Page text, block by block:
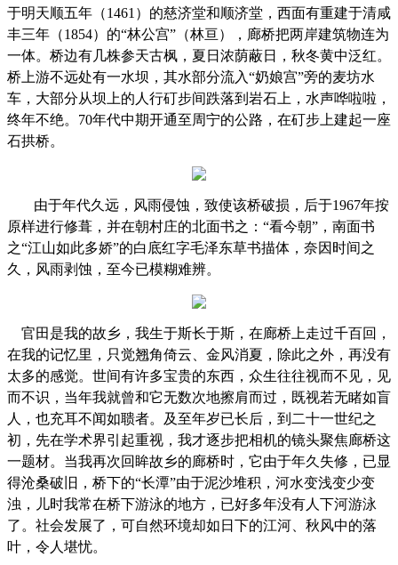
于明天顺五年（1461 ）的慈济堂和顺济堂，西面有重建于清咸
丰三年（1854）的“林公宫” （林亘），廊桥把两岸建筑物连为
一体。桥边有几株参天古枫，夏日浓荫蔽日，秋冬黄中泛红。
桥上游不远处有一水坝，其水部分流入“奶娘宫”旁的麦坊水
车，大部分从坝上的人行矴步间跌落到岩石上，水声哗啦啦，
终年不绝。 70年代中期开通至周宁的公路，在矴步上建起一座
石拱桥。
由于年代久远，风雨侵蚀，致使该桥破损，后于1967年按
原样进行修葺，并在朝村庄的北面书之： “看今朝” ，南面书
之“江山如此多娇”的白底红字毛泽东草书描体，奈因时间之
久，风雨剥蚀，至今已模糊难辨。
官田是我的故乡，我生于斯长于斯，在廊桥上走过千百回，
在我的记忆里，只觉翘角倚云、金风消夏，除此之外，再没有
太多的感觉。世间有许多宝贵的东西，众生往往视而不见，见
而不识，当年我就曾和它无数次地擦肩而过，既视若无睹如盲
人，也充耳不闻如聩者。及至年岁已长后，到二十一世纪之
初，先在学术界引起重视，我才逐步把相机的镜头聚焦廊桥这
一题材。当我再次回眸故乡的廊桥时，它由于年久失修，已显
得沧桑破旧，桥下的“长潭”由于泥沙堆积，河水变浅变少变
浊，儿时我常在桥下游泳的地方，已好多年没有人下河游泳
了。社会发展了，可自然环境却如日下的江河、秋风中的落
叶，令人堪忧。